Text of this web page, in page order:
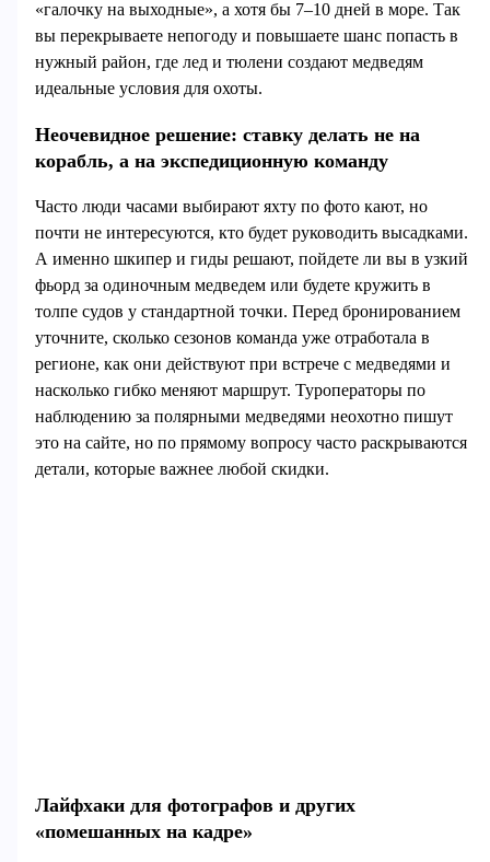
«галочку на выходные», а хотя бы 7–10 дней в море. Так
вы перекрываете непогоду и повышаете шанс попасть в
нужный район, где лед и тюлени создают медведям
идеальные условия для охоты.
Неочевидное решение: ставку делать не на
корабль, а на экспедиционную команду
Часто люди часами выбирают яхту по фото кают, но
почти не интересуются, кто будет руководить высадками.
А именно шкипер и гиды решают, пойдете ли вы в узкий
фьорд за одиночным медведем или будете кружить в
толпе судов у стандартной точки. Перед бронированием
уточните, сколько сезонов команда уже отработала в
регионе, как они действуют при встрече с медведями и
насколько гибко меняют маршрут. Туроператоры по
наблюдению за полярными медведями неохотно пишут
это на сайте, но по прямому вопросу часто раскрываются
детали, которые важнее любой скидки.
Лайфхаки для фотографов и других
«помешанных на кадре»